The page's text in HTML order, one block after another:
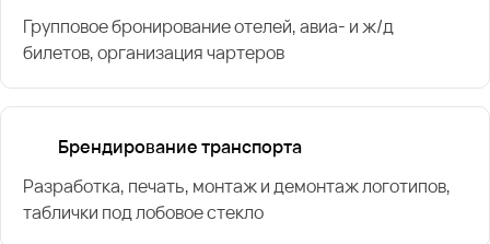
Групповое бронирование отелей, авиа- и ж/д
билетов, организация чартеров
Брендирование транспорта
Разработка, печать, монтаж и демонтаж логотипов,
таблички под лобовое стекло